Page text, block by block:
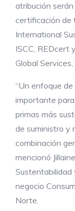
atribución
certificación de
International
ISCC, REDcert
Global
“Un enfoque
importante
primas más
de suministro y
combinación
mencionó
Sustentabilidad
negocio
Norte.